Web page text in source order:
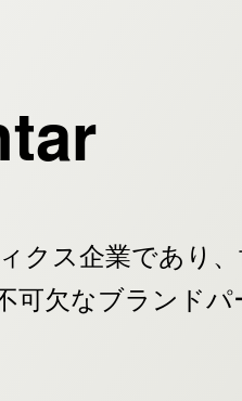
クス企業であり
欠なブランドパ